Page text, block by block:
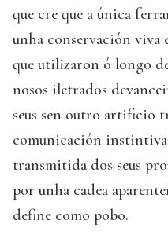
que cre que a única
unha conservación viva
que utilizaron ó longo
nosos iletrados
seus sen outro artificio
comunicación instintiva
transmitida dos seus
por unha cadea
define como pobo.